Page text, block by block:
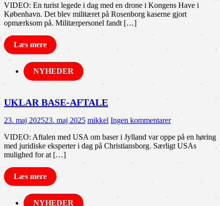
VIDEO: En turist legede i dag med en drone i Kongens Have i
København. Det blev militæret på Rosenborg kaserne gjort
opmærksom på. Militærpersonel fandt […]
Læs mere
NYHEDER
UKLAR BASE-AFTALE
23. maj 202523. maj 2025 mikkel Ingen kommentarer
VIDEO: Aftalen med USA om baser i Jylland var oppe på en høring
med juridiske eksperter i dag på Christiansborg. Særligt USAs
mulighed for at […]
Læs mere
NYHEDER